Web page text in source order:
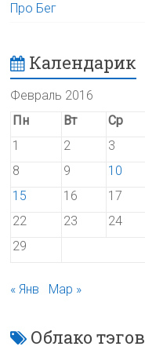
Про Бег
Календарик
Февраль 2016
Пн
Вт Ср
1
2 3
8
9 10
15
16 17
22
23 24
29
« Янв Мар »
Облако тэгов